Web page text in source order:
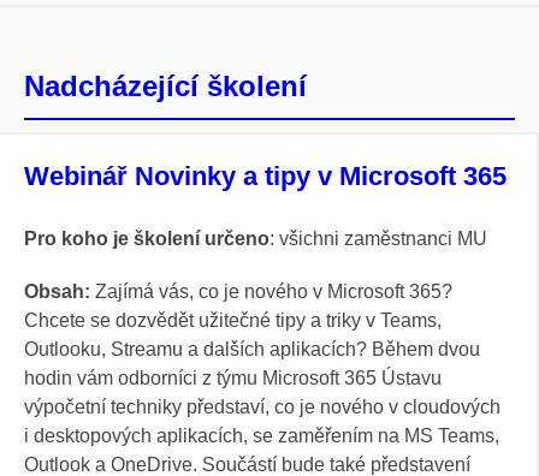
Nadcházející školení
Webinář Novinky a tipy v Microsoft 365
Pro koho je školení určeno: všichni zaměstnanci MU
Obsah: Zajímá vás, co je nového v Microsoft 365?
Chcete se dozvědět užitečné tipy a triky v Teams,
Outlooku, Streamu a dalších aplikacích? Během dvou
hodin vám odborníci z týmu Microsoft 365 Ústavu
výpočetní techniky představí, co je nového v cloudových
i desktopových aplikacích, se zaměřením na MS Teams,
Outlook a OneDrive. Součástí bude také představení